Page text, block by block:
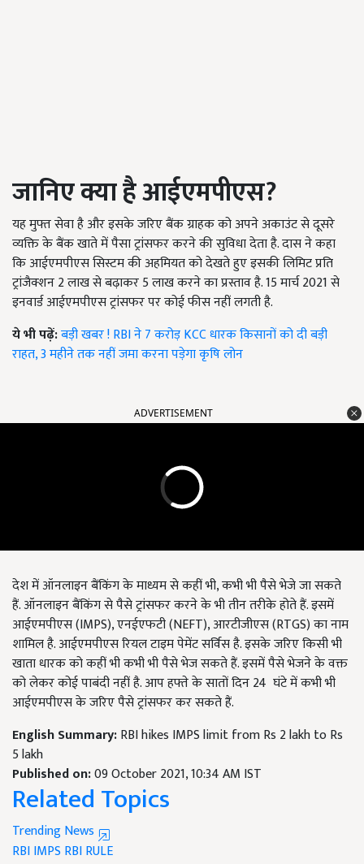
जानिए क्या है आईएमपीएस?
यह मुफ्त सेवा है और इसके जरिए बैंक ग्राहक को अपने अकाउंट से दूसरे
व्‍यक्ति के बैंक खाते में पैसा ट्रांसफर करने की सुविधा देता है. दास ने कहा
कि आईएमपीएस सिस्टम की अहमियत को देखते हुए इसकी लिमिट प्रति
ट्रांजैक्शन 2 लाख से बढ़ाकर 5 लाख करने का प्रस्ताव है. 15 मार्च 2021 से
इनवार्ड आईएमपीएस ट्रांसफर पर कोई फीस नहीं लगती है.
ये भी पढ़ें:बड़ी खबर ! RBI ने 7 करोड़ KCC धारक किसानों को दी बड़ी
राहत, 3 महीने तक नहीं जमा करना पड़ेगा कृषि लोन
ADVERTISEMENT
देश में ऑनलाइन बैंकिंग के माध्यम से कहीं भी, कभी भी पैसे भेजे जा सकते
हैं. ऑनलाइन बैंकिंग से पैसे ट्रांसफर करने के भी तीन तरीके होते हैं. इसमें
आईएमपीएस (IMPS), एनईएफटी (NEFT), आरटीजीएस (RTGS) का नाम
शामिल है. आईएमपीएस रियल टाइम पेमेंट सर्विस है. इसके जरिए किसी भी
खाता धारक को कहीं भी कभी भी पैसे भेज सकते हैं. इसमें पैसे भेजने के वक्त
को लेकर कोई पाबंदी नहीं है. आप हफ्ते के सातों दिन 24 घंटे में कभी भी
आईएमपीएस के जरिए पैसे ट्रांसफर कर सकते हैं.
English Summary:RBI hikes IMPS limit from Rs 2 lakh to Rs
5 lakh
Published on:09 October 2021, 10:34 AM IST
Related Topics
Trending News
RBIIMPS RBI RULE